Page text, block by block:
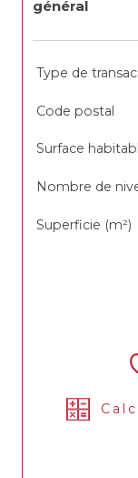
général
Type de transac
Code postal
Surface
Nombre de
Superficie (m²)